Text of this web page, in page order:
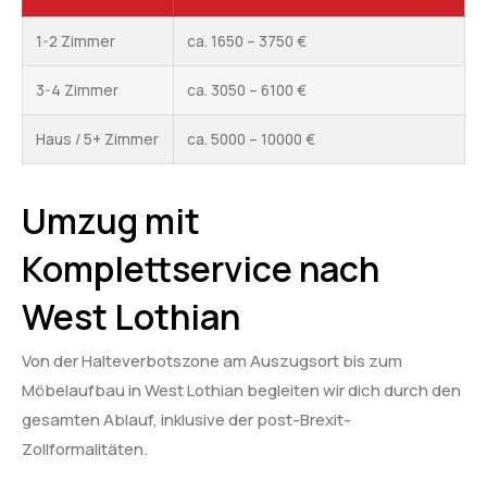
1-2 Zimmer ca. 1650 – 3750 €
3-4 Zimmer ca. 3050 – 6100 €
Haus / 5+ Zimmer ca. 5000 – 10000 €
Umzug mit
Komplettservice nach
West Lothian
Von der Halteverbotszone am Auszugsort bis zum
Möbelaufbau in West Lothian begleiten wir dich durch den
gesamten Ablauf, inklusive der post-Brexit-
Zollformalitäten.